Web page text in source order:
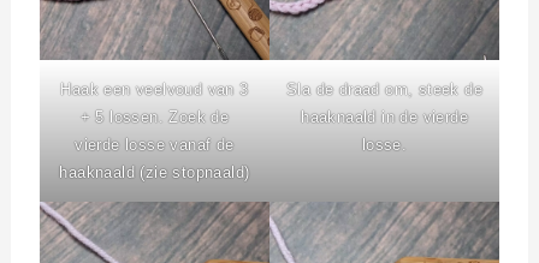
Haak een veelvoud van 3
+ 5 lossen. Zoek de
vierde losse vanaf de
haaknaald (zie stopnaald)
Sla de draad om, steek de
haaknaald in de vierde
losse.